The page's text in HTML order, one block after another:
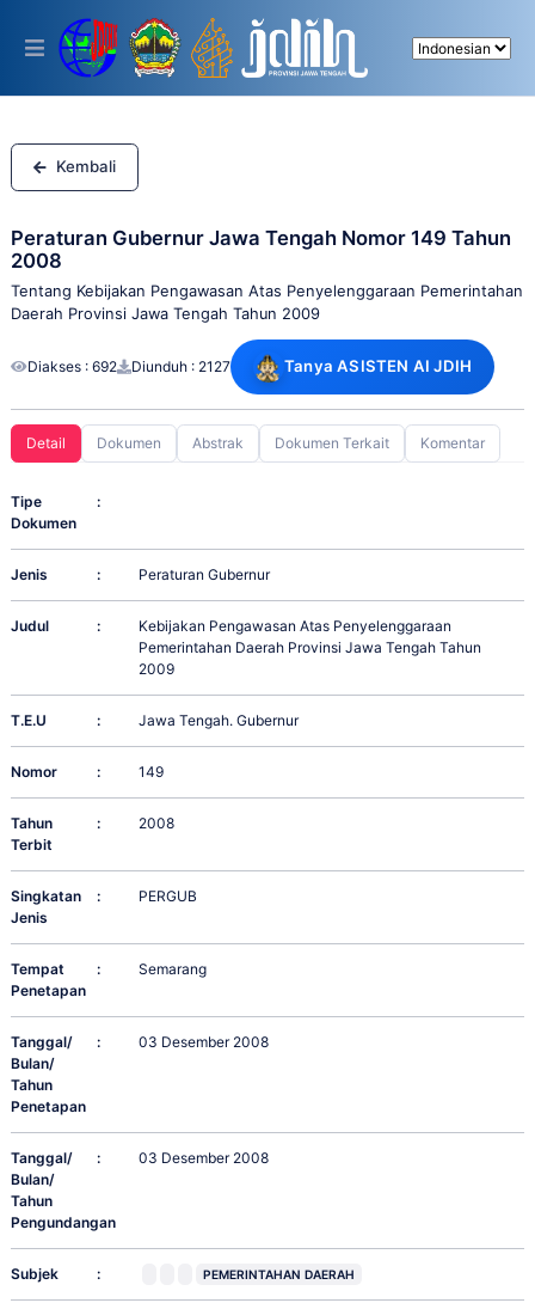
This
includes
accessibility
system.
Kembali
Peraturan Gubernur Jawa Tengah Nomor 149 Tahun
2008
Tentang Kebijakan Pengawasan Atas Penyelenggaraan Pemerintahan
Daerah Provinsi Jawa Tengah Tahun 2009
Diakses : 692 Diunduh : 2127 Tanya ASISTEN AI JDIH
Detail Dokumen Abstrak Dokumen Terkait Komentar
Tipe
Dokumen
:
Jenis : Peraturan Gubernur
Judul :
Kebijakan Pengawasan Atas Penyelenggaraan
Pemerintahan Daerah Provinsi Jawa Tengah Tahun
2009
T.E.U : Jawa Tengah. Gubernur
Nomor : 149
Tahun
Terbit
: 2008
Singkatan
Jenis
: PERGUB
Tempat
Penetapan
: Semarang
Tanggal/
Bulan/
Tahun
Penetapan
: 03 Desember 2008
Tanggal/
Bulan/
Tahun
Pengundangan
: 03 Desember 2008
Subjek : PEMERINTAHAN DAERAH